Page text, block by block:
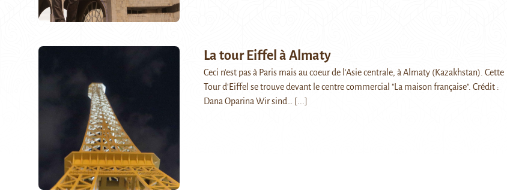
La tour Eiffel à Almaty
Ceci n'est pas à Paris mais au coeur de l'Asie centrale, à Almaty (Kazakhstan). Cette
Tour d'Eiffel se trouve devant le centre commercial "La maison française". Crédit :
Dana Oparina Wir sind…
[...]